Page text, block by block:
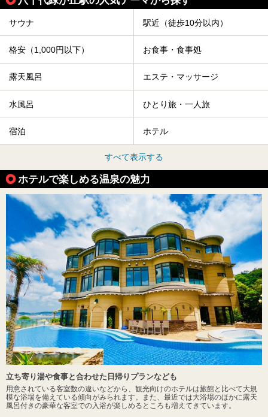
サウナ 駅近（徒歩10分以内）
格安（1,000円以下） お食事・食事処
露天風呂 エステ・マッサージ
水風呂 ひとり旅・一人旅
宿泊 ホテル
すべて表示する
ホテルで楽しめる温泉の魅力
立ち寄り湯や食事と合わせた日帰りプランなども
用意されている客室数の違いなどから、観光向けのホテルは旅館と比べて大規
模な浴場を備えている傾向がみられます。また、最近では大浴場のほかに露天
風呂付きの豪華な客室での入浴が楽しめるところも増えてきています。